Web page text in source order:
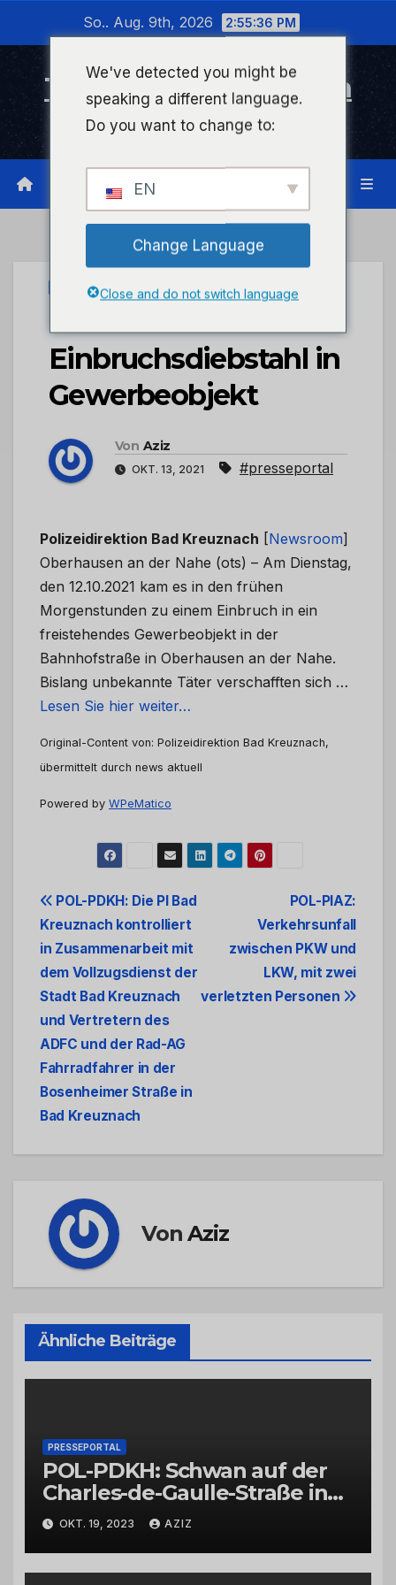
wechseln
So.. Aug. 9th, 2026 2:55:36 PM
Timeline Bad Kreuznach
Infonetzwerk für Bad Kreuznach
PRESSEPORTAL
POL-PDKH:
Einbruchsdiebstahl in
Gewerbeobjekt
Von Aziz
OKT. 13, 2021 #presseportal
Polizeidirektion Bad Kreuznach [Newsroom]
Oberhausen an der Nahe (ots) – Am Dienstag,
den 12.10.2021 kam es in den frühen
Morgenstunden zu einem Einbruch in ein
freistehendes Gewerbeobjekt in der
Bahnhofstraße in Oberhausen an der Nahe.
Bislang unbekannte Täter verschafften sich …
Lesen Sie hier weiter…
Original-Content von: Polizeidirektion Bad Kreuznach,
übermittelt durch news aktuell
Powered by WPeMatico
Beitrags-
Navigation
POL-PIAZ:
Verkehrsunfall
zwischen PKW und
LKW, mit zwei
verletzten Personen
POL-PDKH: Die PI Bad
Kreuznach kontrolliert
in Zusammenarbeit mit
dem Vollzugsdienst der
Stadt Bad Kreuznach
und Vertretern des
ADFC und der Rad-AG
Fahrradfahrer in der
Bosenheimer Straße in
Bad Kreuznach
VonAziz
Ähnliche Beiträge
PRESSEPORTAL
POL-PDKH: Schwan auf der
Charles-de-Gaulle-Straße in
Bad Kreuznach beeinflusst
Feierabendverkehr
OKT. 19, 2023 AZIZ
We've detected you might be
speaking a different language.
Do you want to change to:
EN
Change Language
Close and do not switch language